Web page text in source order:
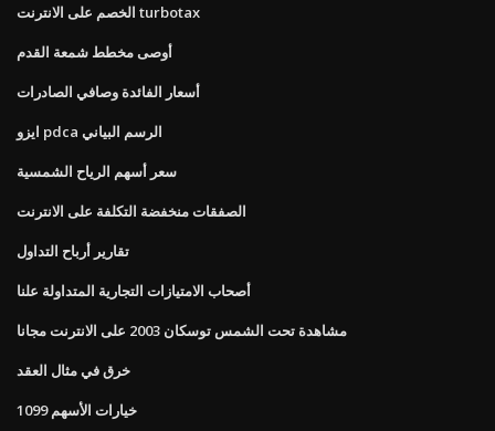
الخصم على الانترنت turbotax
أوصى مخطط شمعة القدم
أسعار الفائدة وصافي الصادرات
ايزو pdca الرسم البياني
سعر أسهم الرياح الشمسية
الصفقات منخفضة التكلفة على الانترنت
تقارير أرباح التداول
أصحاب الامتيازات التجارية المتداولة علنا
مشاهدة تحت الشمس توسكان 2003 على الانترنت مجانا
خرق في مثال العقد
1099 خيارات الأسهم